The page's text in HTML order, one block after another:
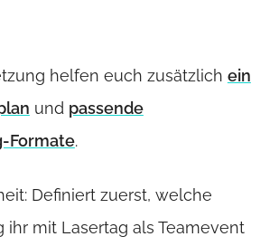
helfen euch zusätzlich ein
und passende
Formate.
Definiert zuerst, welche
ihr mit Lasertag als Teamevent